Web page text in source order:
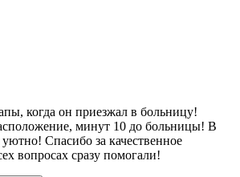
когда он приезжал в больницу!
минут 10 до больницы! В
Спасибо за качественное
вопросах сразу помогали!